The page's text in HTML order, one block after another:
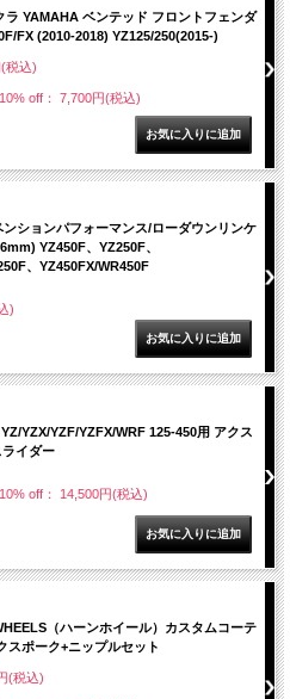
ラ YAMAHA ベンテッド フロントフェンダ
FX (2010-2018) YZ125/250(2015-)
税込)
off： 7,700円(税込)
ンションパフォーマンス/ローダウンリンケ
YZ450F、YZ250F、
、YZ450FX/WR450F
)
YZX/YZF/YZFX/WRF 125-450用 アクス
イダー
off： 14,500円(税込)
（ハーンホイール）カスタムコーテ
スポーク+ニップルセット
(税込)